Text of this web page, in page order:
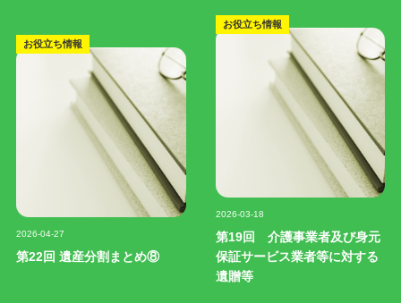
お役立ち情報
2026-04-27
第22回 遺産分割まとめ⑧
お役立ち情報
2026-03-18
第19回 介護事業者及び身元
保証サービス業者等に対する
遺贈等